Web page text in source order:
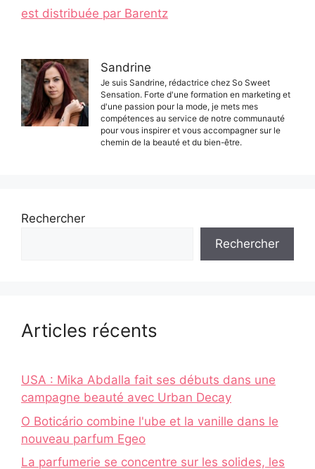
est distribuée par Barentz
Sandrine
Je suis Sandrine, rédactrice chez So Sweet
Sensation. Forte d'une formation en marketing et
d'une passion pour la mode, je mets mes
compétences au service de notre communauté
pour vous inspirer et vous accompagner sur le
chemin de la beauté et du bien-être.
Rechercher
Rechercher
Articles récents
USA : Mika Abdalla fait ses débuts dans une
campagne beauté avec Urban Decay
O Boticário combine l'ube et la vanille dans le
nouveau parfum Egeo
La parfumerie se concentre sur les solides, les